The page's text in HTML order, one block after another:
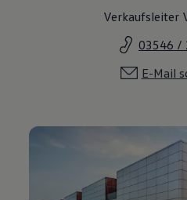
Verkaufsleiter
03546 /
E-Mail